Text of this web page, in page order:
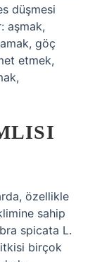
düşmesi
aşmak,
göç
etmek,
özellikle
sahip
spicata L.
birçok